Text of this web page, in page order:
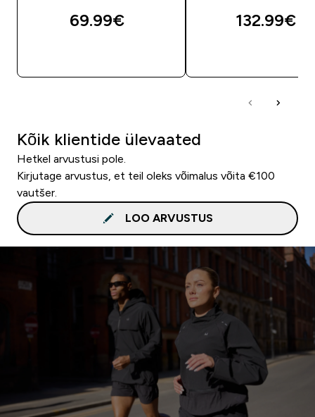
69.99€‎ 132.99€‎
Kõik klientide ülevaated
Hetkel arvustusi pole.
Kirjutage arvustus, et teil oleks võimalus võita €100
vautšer.
LOO ARVUSTUS